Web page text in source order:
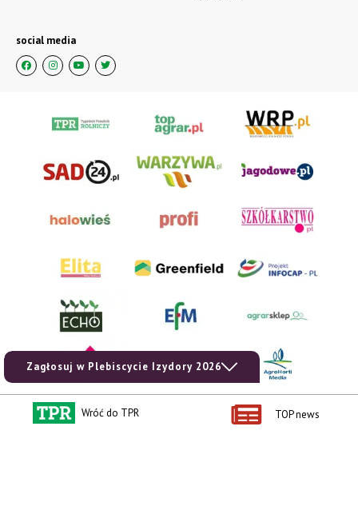
zobacz e-wydanie
kup prenumeratę
Zagłosuj w Plebiscycie Izydory 2026
Wróć do TPR TOP news